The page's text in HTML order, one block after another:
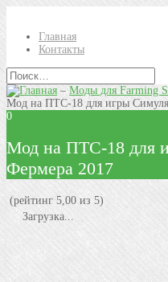
Главная
Контакты
–Моды для Farming
Мод на ПТС-18 для игры
0
Мод на ПТС-18 для
Фермера 2017
(рейтинг 5,00 из 5)
Загрузка...